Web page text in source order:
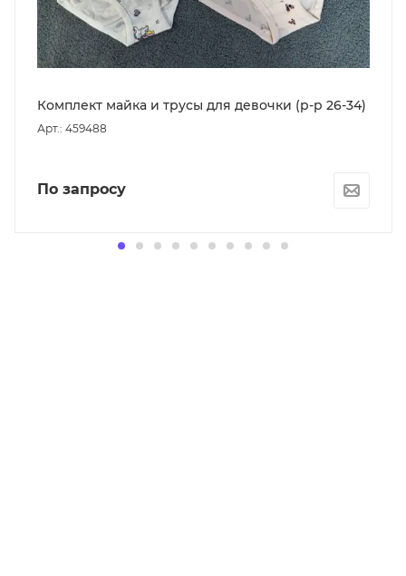
Комплект майка и трусы для девочки (р-р 26-34)
Арт.: 459488
По запросу